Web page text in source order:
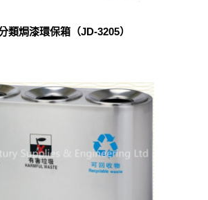
類焗漆環保箱（JD-3205）